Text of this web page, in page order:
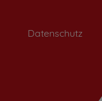
Datenschutz